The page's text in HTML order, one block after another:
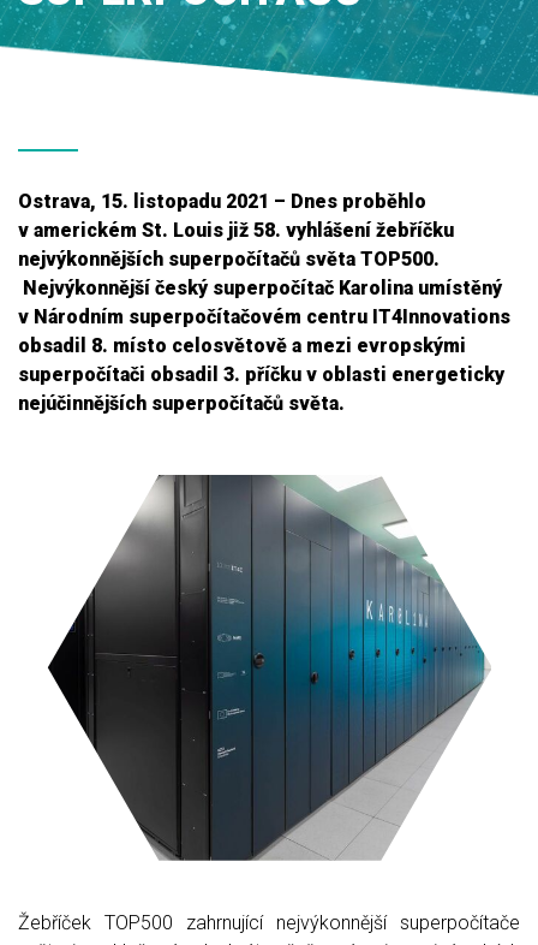
Ostrava, 15. listopadu 2021 – Dnes proběhlo
v americkém St. Louis již 58. vyhlášení žebříčku
nejvýkonnějších superpočítačů světa TOP500.
Nejvýkonnější český superpočítač Karolina umístěný
v Národním superpočítačovém centru IT4Innovations
obsadil 8. místo celosvětově a mezi evropskými
superpočítači obsadil 3. příčku v oblasti energeticky
nejúčinnějších superpočítačů světa.
Žebříček TOP500 zahrnující nejvýkonnější superpočítače